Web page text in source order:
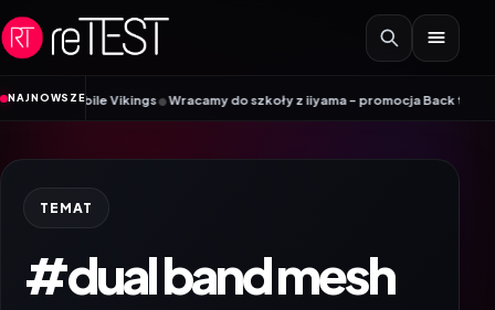
Przejdź do treści
NAJNOWSZE
Mobile Vikings•Wracamy do szkoły z iiyama – promocja Back to School
TEMAT
#dual band mesh